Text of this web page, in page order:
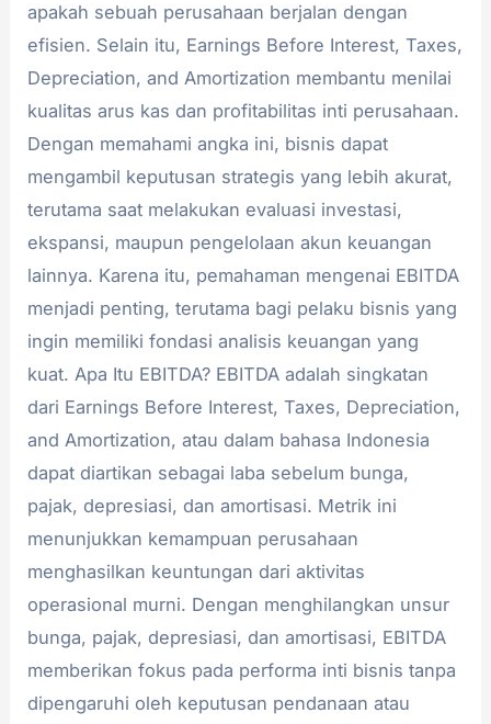
apakah sebuah perusahaan berjalan dengan
efisien. Selain itu, Earnings Before Interest, Taxes,
Depreciation, and Amortization membantu menilai
kualitas arus kas dan profitabilitas inti perusahaan.
Dengan memahami angka ini, bisnis dapat
mengambil keputusan strategis yang lebih akurat,
terutama saat melakukan evaluasi investasi,
ekspansi, maupun pengelolaan akun keuangan
lainnya. Karena itu, pemahaman mengenai EBITDA
menjadi penting, terutama bagi pelaku bisnis yang
ingin memiliki fondasi analisis keuangan yang
kuat. Apa Itu EBITDA? EBITDA adalah singkatan
dari Earnings Before Interest, Taxes, Depreciation,
and Amortization, atau dalam bahasa Indonesia
dapat diartikan sebagai laba sebelum bunga,
pajak, depresiasi, dan amortisasi. Metrik ini
menunjukkan kemampuan perusahaan
menghasilkan keuntungan dari aktivitas
operasional murni. Dengan menghilangkan unsur
bunga, pajak, depresiasi, dan amortisasi, EBITDA
memberikan fokus pada performa inti bisnis tanpa
dipengaruhi oleh keputusan pendanaan atau